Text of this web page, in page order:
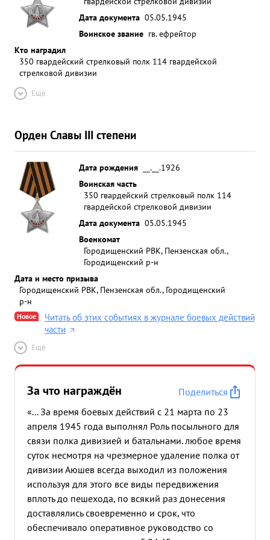
Дата документа 05.05.1945
Воинское звание гв. ефрейтор
Кто наградил
350 гвардейский стрелковый полк 114 гвардейской
стрелковой дивизии
Ещё
Орден Славы III степени
Дата рождения
__.__.1926
Воинская часть
350 гвардейский стрелковый полк 114
гвардейской стрелковой дивизии
Дата документа 05.05.1945
Военкомат
Городищенский РВК, Пензенская обл.,
Городищенский р-н
Дата и место призыва
Городищенский РВК, Пензенская обл., Городищенский
р-н
Новое
Читать об этих событиях в журнале боевых действий
части
Ещё
За что награждён
Поделиться
«... За время боевых действий с 21 марта по 23
апреля 1945 года выполнял Роль посыльного для
связи полка дивизией и батальнами. любое время
суток несмотря на чрезмерное удаление полка от
дивизии Аюшев всегда выходил из положения
используя для этого все виды передвижения
вплоть до пешехода, по всякий раз донесения
доставлялись своевременно и срок, что
обеспечивало оперативное руководство со